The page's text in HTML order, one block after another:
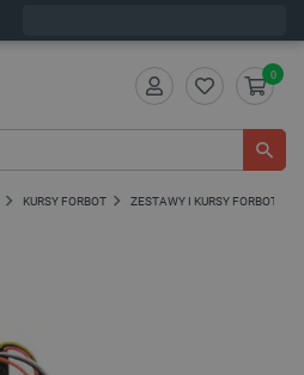
0
KURSY FORBOT ZESTAWY I KURSY FORBOT